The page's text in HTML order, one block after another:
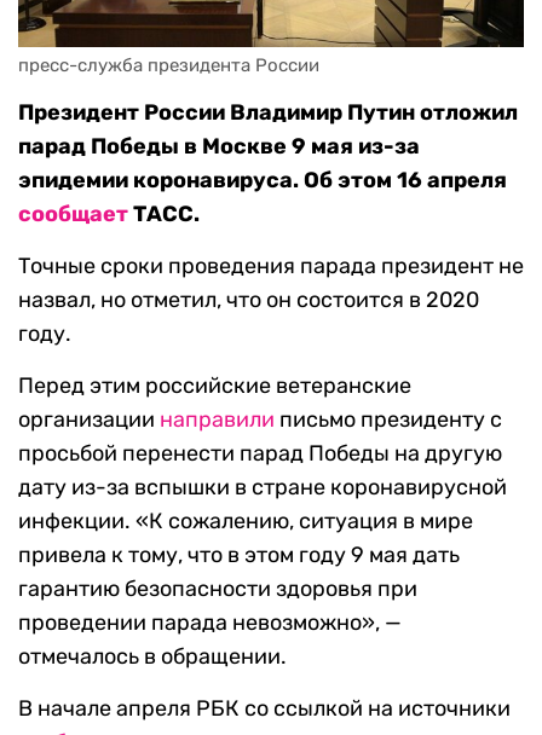
пресс-служба президента России
Президент России Владимир Путин отложил
парад Победы в Москве 9 мая из-за
эпидемии коронавируса. Об этом 16 апреля
сообщаетТАСС.
Точные сроки проведения парада президент не
назвал, но отметил, что он состоится в 2020
году.
Перед этим российские ветеранские
организации направили письмо президенту с
просьбой перенести парад Победы на другую
дату из-за вспышки в стране коронавирусной
инфекции. «К сожалению, ситуация в мире
привела к тому, что в этом году 9 мая дать
гарантию безопасности здоровья при
проведении парада невозможно», —
отмечалось в обращении.
В начале апреля РБК со ссылкой на источники